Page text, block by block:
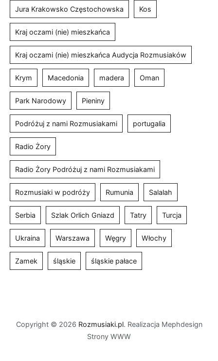
Jura Krakowsko Częstochowska Kos
Kraj oczami (nie) mieszkańca
Kraj oczami (nie) mieszkańca Audycja Rozmusiaków
Krym Macedonia madera Oman
Park Narodowy Pieniny
Podróżuj z nami Rozmusiakami portugalia
Radio Żory
Radio Żory Podróżuj z nami Rozmusiakami
Rozmusiaki w podróży Rumunia Salalah
Serbia Szlak Orlich Gniazd Tatry Turcja
Ukraina Warszawa Węgry Włochy
Zamek śląskie śląskie pałace
Copyright © 2026 Rozmusiaki.pl. Realizacja Mephdesign
Strony WWW